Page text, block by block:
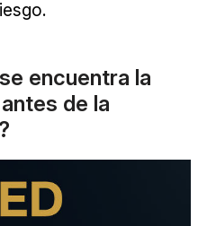
encuentra la
de la